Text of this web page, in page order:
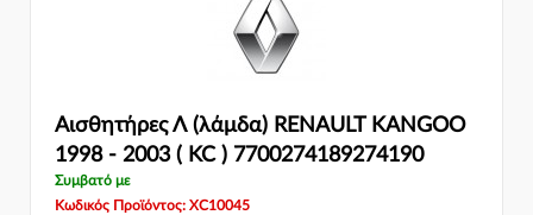
Αισθητήρες Λ (λάμδα) RENAULT KANGOO
1998 - 2003 ( KC ) 7700274189274190
Συμβατό με
Κωδικός Προϊόντος: XC10045